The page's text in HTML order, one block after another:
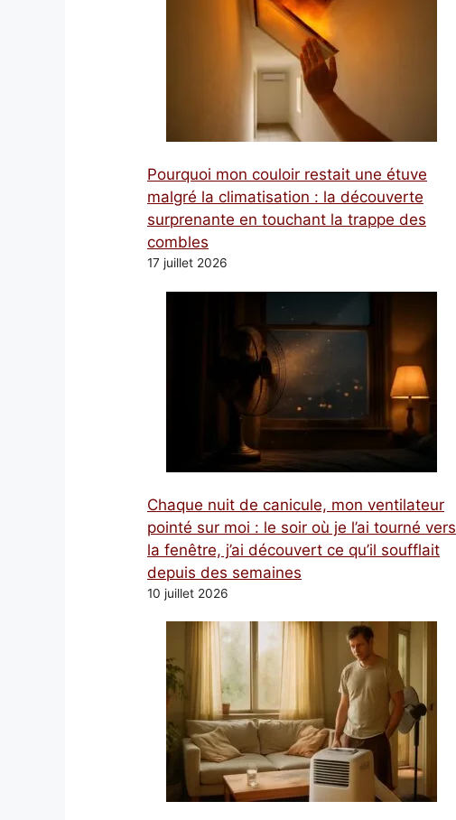
Pourquoi mon couloir restait une étuve
malgré la climatisation : la découverte
surprenante en touchant la trappe des
combles
17 juillet 2026
Chaque nuit de canicule, mon ventilateur
pointé sur moi : le soir où je l’ai tourné vers
la fenêtre, j’ai découvert ce qu’il soufflait
depuis des semaines
10 juillet 2026